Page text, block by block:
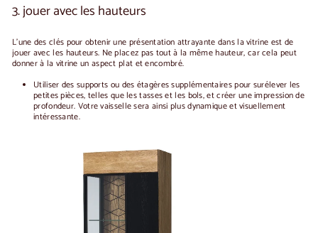
3. jouer avec les hauteurs
L'une des clés pour obtenir une présentation attrayante dans la vitrine est de
jouer avec les hauteurs. Ne placez pas tout à la même hauteur, car cela peut
donner à la vitrine un aspect plat et encombré.
Utiliser des supports ou des étagères supplémentairespour surélever les
petites pièces, telles que les tasses et les bols, et créer une impression de
profondeur. Votre vaisselle sera ainsi plus dynamique et visuellement
intéressante.